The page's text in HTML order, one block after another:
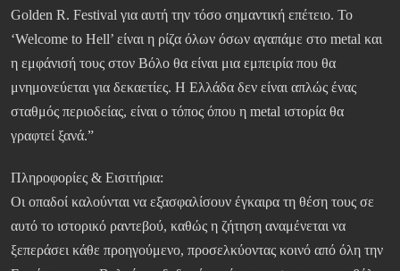
Golden R. Festival για αυτή την τόσο σημαντική επέτειο. Το
‘Welcome to Hell’ είναι η ρίζα όλων όσων αγαπάμε στο metal και
η εμφάνισή τους στον Βόλο θα είναι μια εμπειρία που θα
μνημονεύεται για δεκαετίες. Η Ελλάδα δεν είναι απλώς ένας
σταθμός περιοδείας, είναι ο τόπος όπου η metal ιστορία θα
γραφτεί ξανά.”
Πληροφορίες & Εισιτήρια:
Οι οπαδοί καλούνται να εξασφαλίσουν έγκαιρα τη θέση τους σε
αυτό το ιστορικό ραντεβού, καθώς η ζήτηση αναμένεται να
ξεπεράσει κάθε προηγούμενο, προσελκύοντας κοινό από όλη την